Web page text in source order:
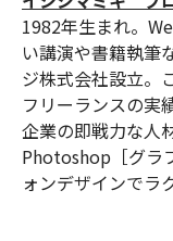
1982年生まれ。
い講演や書籍執筆
ジ株式会社設立。
フリーランスの実
企業の即戦力な人
Photoshop［グラ
ォンデザインでラ